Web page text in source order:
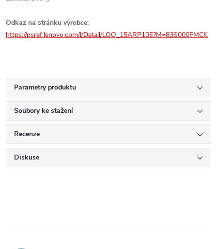
Odkaz na stránku výrobce:
https://psref.lenovo.com/l/Detail/LOQ_15ARP10E?M=83S000FMCK
Parametry produktu
Soubory ke stažení
Recenze
Diskuse